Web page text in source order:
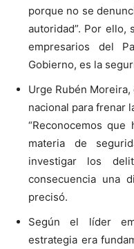
porque no se
autoridad”. Por ello,
empresarios del
Gobierno, es la
Urge Rubén
nacional para frenar
“Reconocemos
materia de
investigar los
consecuencia una
precisó.
Según el líder
estrategia era